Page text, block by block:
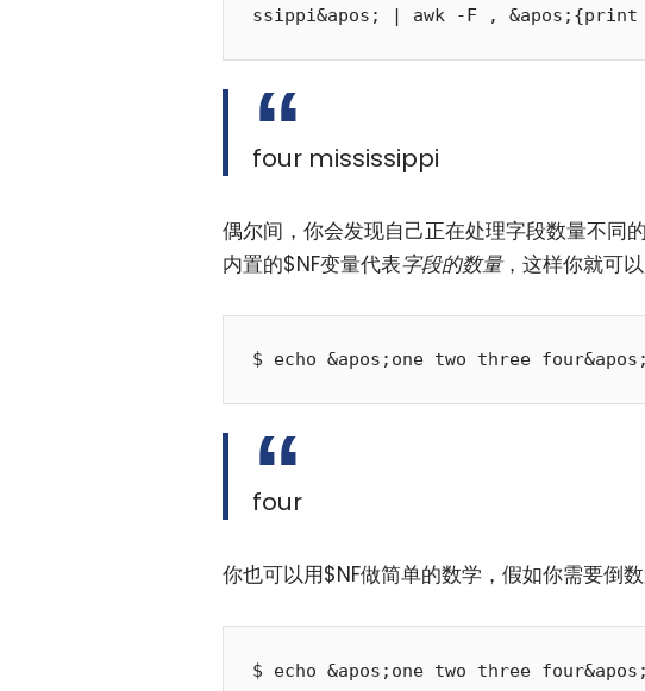
four mississippi
偶尔间，你会发现自己正在处理字段数量不同
内置的$NF变量代表字段的数量，这样你就可
four
你也可以用$NF做简单的数学，假如你需要倒